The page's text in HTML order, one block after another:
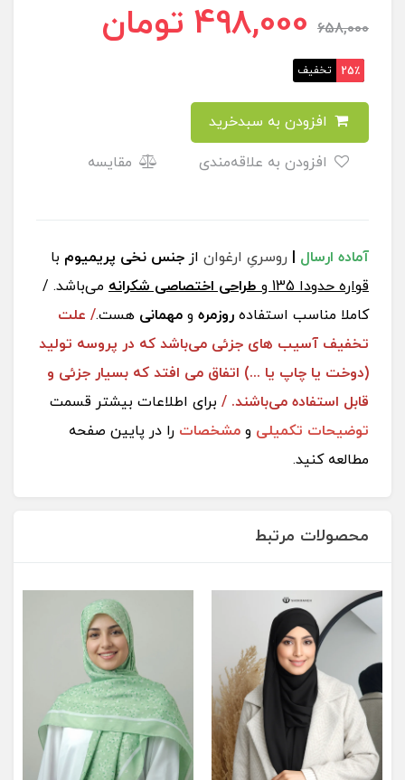
658,000
498,000 تومان
25٪ تخفیف
مقایسه
آماده ارسال روسریِ ارغوان از جنس نخی پریمیوم با
قواره حدودا 135 و
طراحی اختصاصی شکرانه می‌باشد. /
کاملا مناسب استفاده روزمره و مهمانی هست./ علت
تخفیف آسیب های جزئی می‌باشد که در پروسه تولید
(دوخت یا چاپ یا ...) اتفاق می افتد که بسیار جزئی و
قابل استفاده می‌باشند. / برای اطلاعات بیشتر قسمت
توضیحات تکمیلی و مشخصات را در پایین صفحه
مطالعه کنید.
محصولات مرتبط